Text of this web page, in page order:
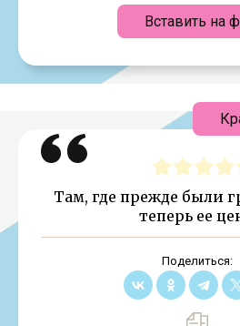
Вставить на
Там, где прежде были
теперь ее
Поделиться: